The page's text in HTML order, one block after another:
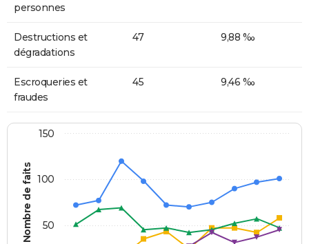
personnes
Destructions et
dégradations
47 9,88 ‰
Escroqueries et
fraudes
45 9,46 ‰
Nombre de faits 50
100
150